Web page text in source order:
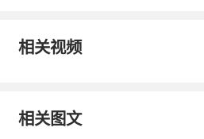
讲座主题一：骨质疏松患者
相关视频
相关图文